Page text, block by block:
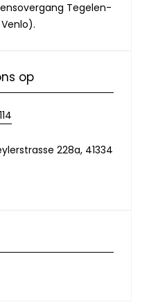
Tegelen-
op
228a, 41334